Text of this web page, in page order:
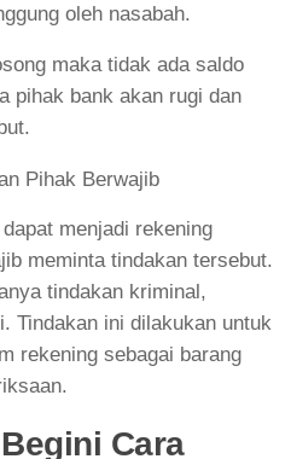
oleh nasabah.
maka tidak ada saldo
pihak bank akan rugi dan
Pihak Berwajib
menjadi rekening
meminta tindakan tersebut.
tindakan kriminal,
Tindakan ini dilakukan untuk
rekening sebagai barang
Cara